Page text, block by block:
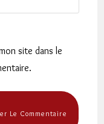
site dans le